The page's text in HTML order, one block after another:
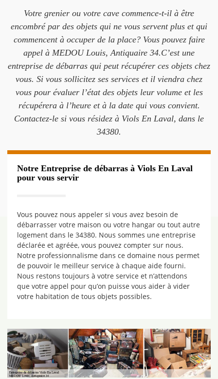
Votre grenier ou votre cave commence-t-il à être
encombré par des objets qui ne vous servent plus et qui
commencent à occuper de la place? Vous pouvez faire
appel à MEDOU Louis, Antiquaire 34.C’est une
entreprise de débarras qui peut récupérer ces objets chez
vous. Si vous sollicitez ses services et il viendra chez
vous pour évaluer l’état des objets leur volume et les
récupérera à l’heure et à la date qui vous convient.
Contactez-le si vous résidez à Viols En Laval, dans le
34380.
Notre Entreprise de débarras à Viols En Laval
pour vous servir
Vous pouvez nous appeler si vous avez besoin de
débarrasser votre maison ou votre hangar ou tout autre
logement dans le 34380. Nous sommes une entreprise
déclarée et agréée, vous pouvez compter sur nous.
Notre professionnalisme dans ce domaine nous permet
de pouvoir le meilleur service à chaque aide fourni.
Nous restons toujours à votre service et n’attendons
que votre appel pour qu’on puisse vous aider à vider
votre habitation de tous objets possibles.